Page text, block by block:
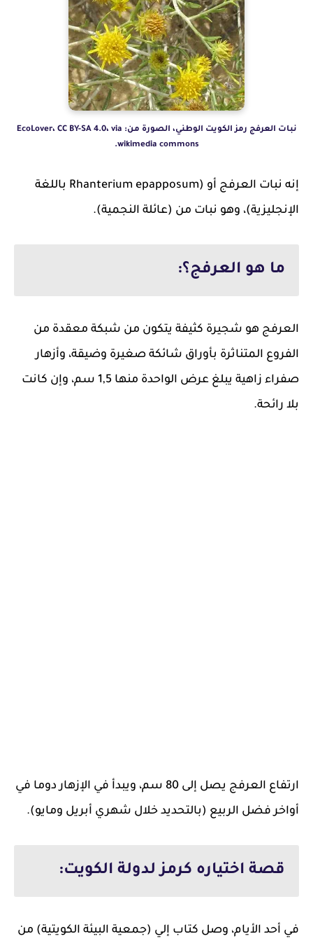
نبات العرفج رمز الكويت الوطني، الصورة من: EcoLover، CC BY-SA 4.0، via
wikimedia commons.
إنه نبات العرفج أو (Rhanterium epapposum باللغة
الإنجليزية)، وهو نبات من (عائلة النجمية).
ما هو العرفج؟:
العرفج هو شجيرة كثيفة يتكون من شبكة معقدة من
الفروع المتناثرة بأوراق شائكة صغيرة وضيقة، وأزهار
صفراء زاهية يبلغ عرض الواحدة منها 1,5 سم، وإن كانت
بلا رائحة.
ارتفاع العرفج يصل إلى 80 سم، ويبدأ في الإزهار دوما في
أواخر فضل الربيع (بالتحديد خلال شهري أبريل ومايو).
قصة اختياره كرمز لدولة الكويت:
في أحد الأيام، وصل كتاب إلي (جمعية البيئة الكويتية) من